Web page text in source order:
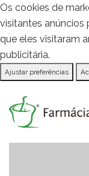
Os cookies de
visitantes anúncios
que eles visitaram
publicitária.
Ajustar preferências